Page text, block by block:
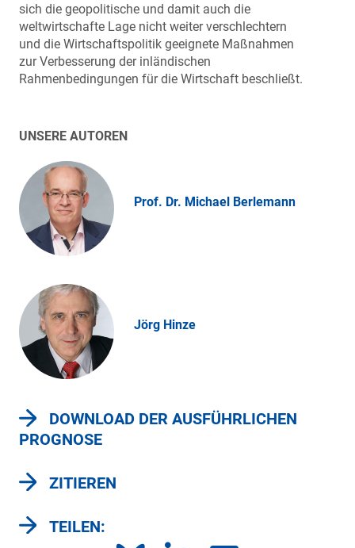
sich die geopolitische und damit auch die
weltwirtschafte Lage nicht weiter verschlechtern
und die Wirtschaftspolitik geeignete Maßnahmen
zur Verbesserung der inländischen
Rahmenbedingungen für die Wirtschaft beschließt.
UNSERE AUTOREN
Prof. Dr. Michael Berlemann
Jörg Hinze
DOWNLOAD DER AUSFÜHRLICHEN
PROGNOSE
ZITIEREN
TEILEN: